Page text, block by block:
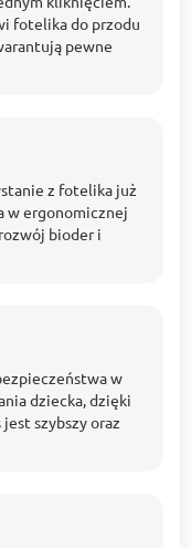
fotelika do przodu
pewne
z fotelika już
w ergonomicznej
bioder i
w
dziecka, dzięki
szybszy oraz